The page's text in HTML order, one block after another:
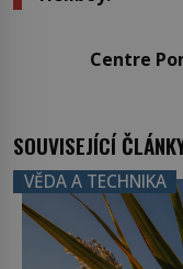
Centre
SOUVISEJÍCÍ
VĚDA A TECHNIKA